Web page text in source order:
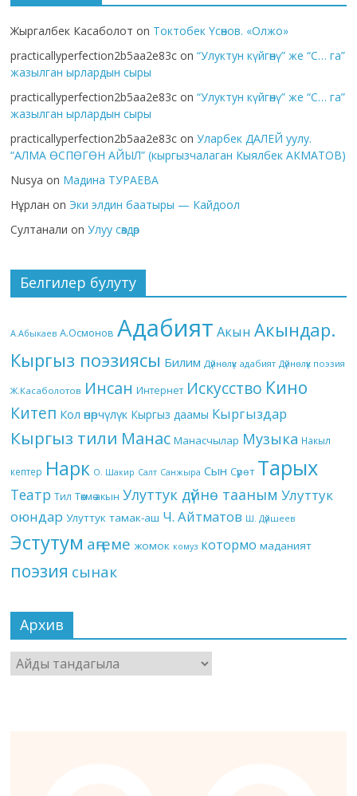
Жыргалбек Касаболот on Токтобек Үсөнов. «Олжо»
practicallyperfection2b5aa2e83c on“Улуктун күйгөнү” же “С… га”
жазылган ырлардын сыры
practicallyperfection2b5aa2e83c on“Улуктун күйгөнү” же “С… га”
жазылган ырлардын сыры
practicallyperfection2b5aa2e83c onУларбек ДАЛЕЙ уулу.
“АЛМА ӨСПӨГӨН АЙЫЛ” (кыргызчалаган Кыялбек АКМАТОВ)
Nusya on Мадина ТУРАЕВА
Нұрлан on Эки элдин баатыры — Кайдоол
Султанали onУлуу сөздөр
Белгилер булуту
А.Абыкаев А.Осмонов Адабият Акын Акындар.
Кыргыз поэзиясы Билим Дүйнөлүк адабият Дүйнөлүк поэзия
Ж.Касаболотов Инсан Интернет Искусство Кино
Китеп Кол өнөрчүлүк Кыргыз даамы Кыргыздар
Кыргыз тили Манас Манасчылар Музыка Накыл
кептер Нарк О. Шакир Салт Санжыра Сын Сүрөт Тарых
Театр Тил Төкмө акын Улуттук дүйнө тааным Улуттук
оюндар Улуттук тамак-аш Ч. Айтматов Ш. Дүйшеев
Эстутум аңгеме жомок комуз котормо маданият
поэзия сынак
Архив
Архив